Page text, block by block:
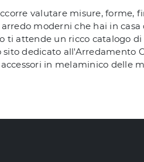
valutare misure, forme,
moderni che hai in
ti attende un ricco catalogo
dedicato all'Arredamento
in melaminico